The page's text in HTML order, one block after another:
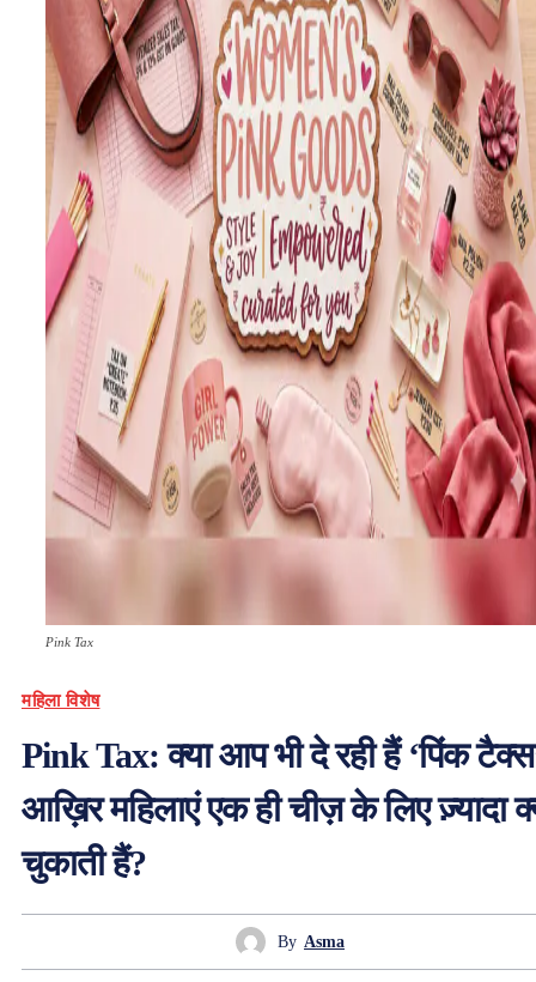
Pink Tax
महिला विशेष
Pink Tax: क्या आप भी दे रही हैं ‘पिंक
आख़िर महिलाएं एक ही चीज़ के लिए ज़्यादा
चुकाती हैं?
By Asma